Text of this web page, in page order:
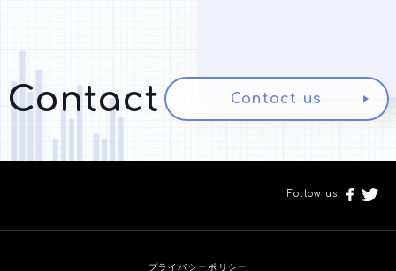
Contact Contact us
Follow us
プライバシーポリシー